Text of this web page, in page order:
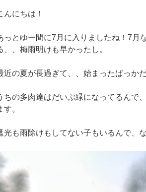
んにちは！
っとゆー間に7月に入りましたね！7月
、、梅雨明けも早かったし。
近の夏が長過ぎて、、始まったばっか
ちの多肉達はだいぶ緑になってるんで
す。
光も雨除けもしてない子もいるんで、